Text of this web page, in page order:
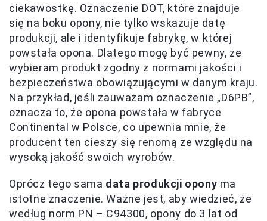
ciekawostkę. Oznaczenie DOT, które znajduje
się na boku opony, nie tylko wskazuje datę
produkcji, ale i identyfikuje fabrykę, w której
powstała opona. Dlatego mogę być pewny, że
wybieram produkt zgodny z normami jakości i
bezpieczeństwa obowiązującymi w danym kraju.
Na przykład, jeśli zauważam oznaczenie „D6PB”,
oznacza to, że opona powstała w fabryce
Continental w Polsce, co upewnia mnie, że
producent ten cieszy się renomą ze względu na
wysoką jakość swoich wyrobów.
Oprócz tego sama data produkcji opony ma
istotne znaczenie. Ważne jest, aby wiedzieć, że
według norm PN – C94300, opony do 3 lat od